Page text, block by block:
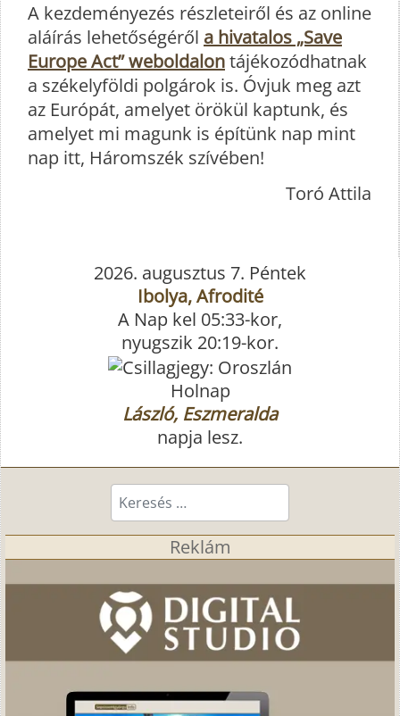
A kezdeményezés részleteiről és az online
aláírás lehetőségéről a hivatalos „Save
Europe Act” weboldalontájékozódhatnak
a székelyföldi polgárok is. Óvjuk meg azt
az Európát, amelyet örökül kaptunk, és
amelyet mi magunk is építünk nap mint
nap itt, Háromszék szívében!
Toró Attila
2026. augusztus 7. Péntek
Ibolya, Afrodité
A Nap kel 05:33-kor,
nyugszik 20:19-kor.
Holnap
László, Eszmeralda
napja lesz.
Keresés...
Reklám